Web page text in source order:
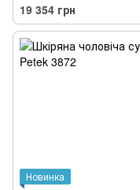
19 354 грн
Новинка